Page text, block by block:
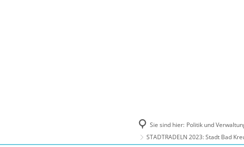
Sie sind hier: Politik und
STADTRADELN 2023: Stadt Bad